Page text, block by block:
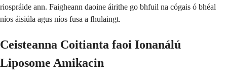
riospráide ann. Faigheann daoine áirithe go bhfuil na cógais ó bhéal
níos áisiúla agus níos fusa a fhulaingt.
Ceisteanna Coitianta faoi Ionanálú
Liposome Amikacin